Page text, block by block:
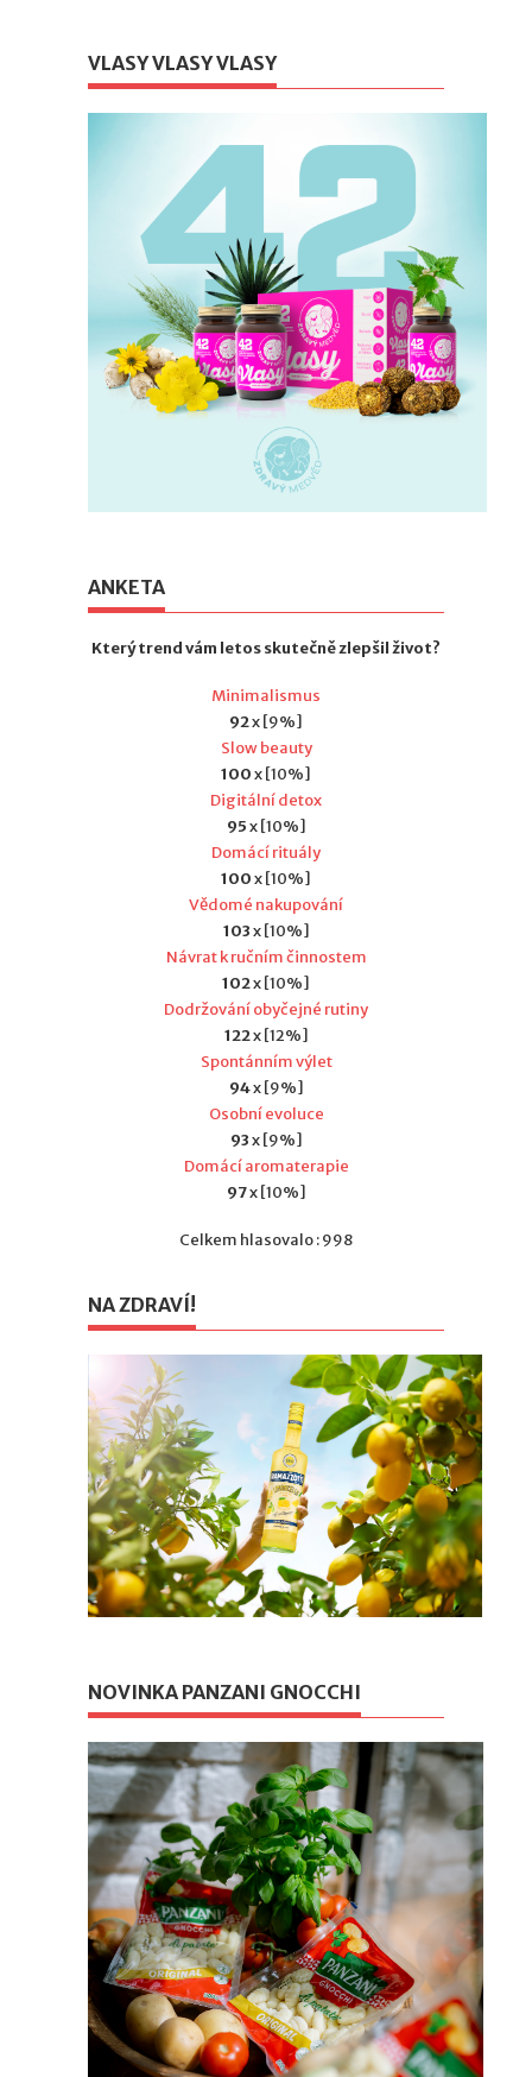
VLASY VLASY VLASY
ANKETA
Který trend vám letos skutečně zlepšil život?
Minimalismus
92x [9%]
Slow beauty
100x [10%]
Digitální detox
95x [10%]
Domácí rituály
100x [10%]
Vědomé nakupování
103x [10%]
Návrat k ručním činnostem
102x [10%]
Dodržování obyčejné rutiny
122x [12%]
Spontánním výlet
94x [9%]
Osobní evoluce
93x [9%]
Domácí aromaterapie
97x [10%]
Celkem hlasovalo : 998
NA ZDRAVÍ!
NOVINKA PANZANI GNOCCHI